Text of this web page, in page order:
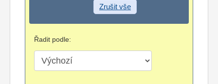
Zrušit vše
Řadit podle: